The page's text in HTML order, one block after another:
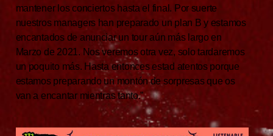
mantener los conciertos hasta el final. Por suerte
nuestros managers han preparado un plan B y estamos
encantados de anunciar un tour aún más largo en
Marzo de 2021. Nos veremos otra vez, solo tardaremos
un poquito más. Hasta entonces estad atentos porque
estamos preparando un montón de sorpresas que os
van a encantar mientras tanto.”